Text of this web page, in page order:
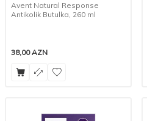
Avent Natural Response
Antikolik Butulka, 260 ml
38,00AZN